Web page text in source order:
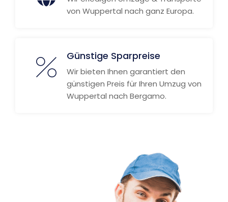
von Wuppertal nach ganz Europa.
Günstige Sparpreise
Wir bieten Ihnen garantiert den
günstigen Preis für Ihren Umzug von
Wuppertal nach Bergamo.